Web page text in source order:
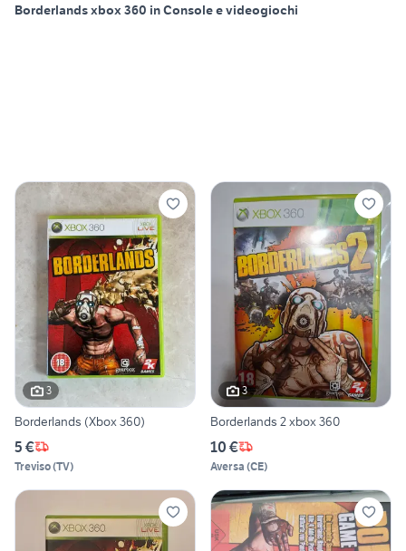
Borderlands xbox 360 in Console e videogiochi
3
Borderlands (Xbox 360)
5 €
Treviso(TV)
3
Borderlands 2 xbox 360
10 €
Aversa (CE)